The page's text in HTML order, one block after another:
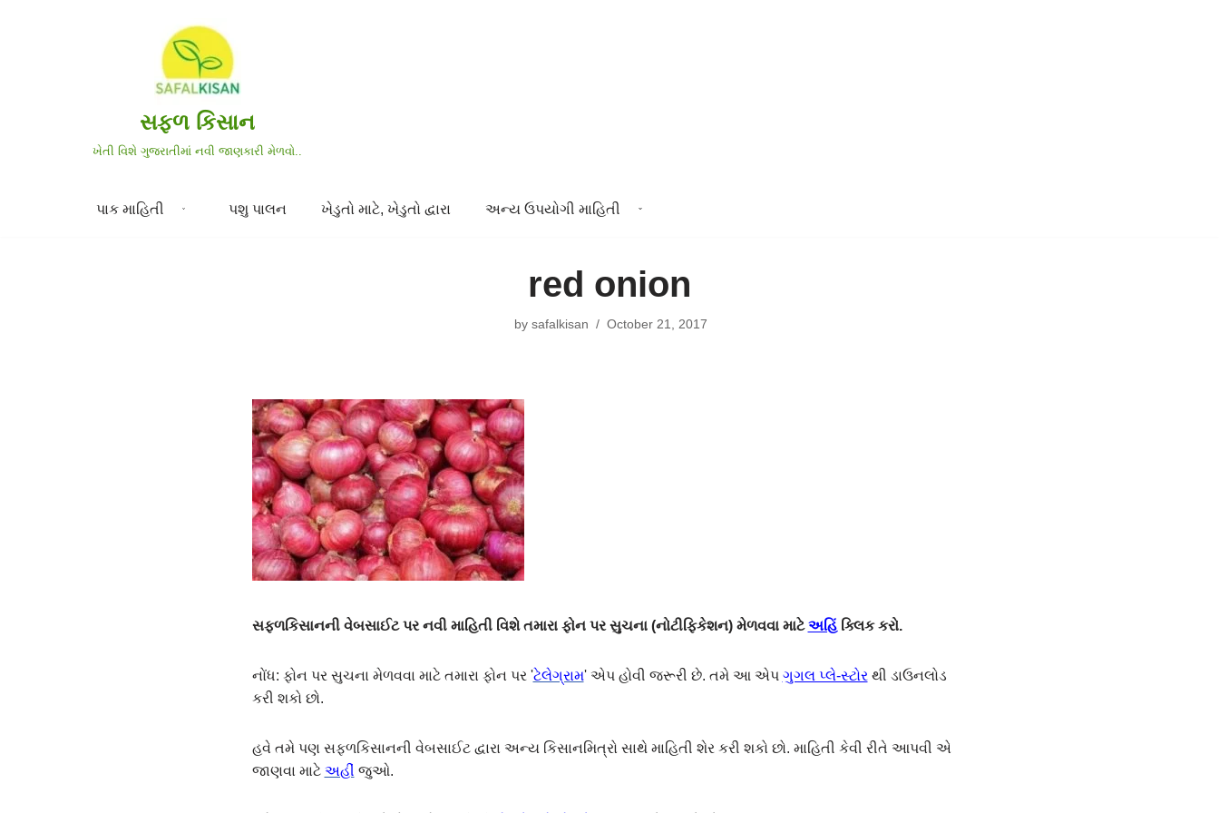
સફળ કિસાન
ખેતી વિશે ગુજરાતીમાં નવી જાણકારી મેળવો..
પાક માહિતી પશુ પાલન ખેડુતો માટે, ખેડુતો દ્વારા અન્ય ઉપયોગી માહિતી
red onion
by safalkisan October 21, 2017
સફ્ળકિસાનની વેબસાઈટ પર નવી માહિતી વિશે તમારા ફોન પર સુચના (નોટીફિકેશન) મેળવવા માટેઅહિંક્લિક કરો.
નોંધ: ફોન પર સુચના મેળવવા માટે તમારા ફોન પર 'ટેલેગ્રામ' એપ હોવી જરૂરી છે. તમે આ એપ ગુગલ પ્લે-સ્ટોરથી ડાઉનલોડ
કરી શકો છો.
હવે તમે પણ સફળકિસાનની વેબસાઈટ દ્વારા અન્ય કિસાનમિત્રો સાથે માહિતી શેર કરી શકો છો. માહિતી કેવી રીતે આપવી એ
જાણવા માટે અહીં જુઓ.